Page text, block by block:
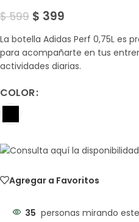
$599 $ 399
La botella Adidas Perf 0,75L es
para acompañarte en tus
actividades diarias.
COLOR
Agregar a Favoritos
35 personas mirando